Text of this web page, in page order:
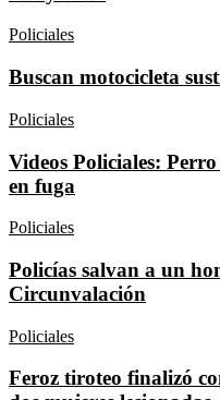
Policiales
Buscan motocicleta
Policiales
Videos Policiales:
en fuga
Policiales
Policías salvan a un
Circunvalación
Policiales
Feroz tiroteo finalizó